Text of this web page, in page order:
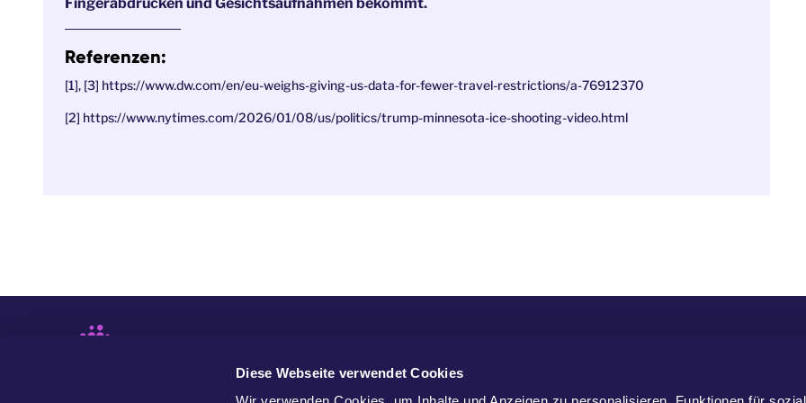
Diese Webseite verwendet Cookies
Fingerabdrücken und Gesichtsaufnahmen bekommt.
Referenzen:
[1], [3] https://www.dw.com/en/eu-weighs-giving-us-data-for-fewer-travel-restrictions/a-76912370
[2] https://www.nytimes.com/2026/01/08/us/politics/trump-minnesota-ice-shooting-video.html